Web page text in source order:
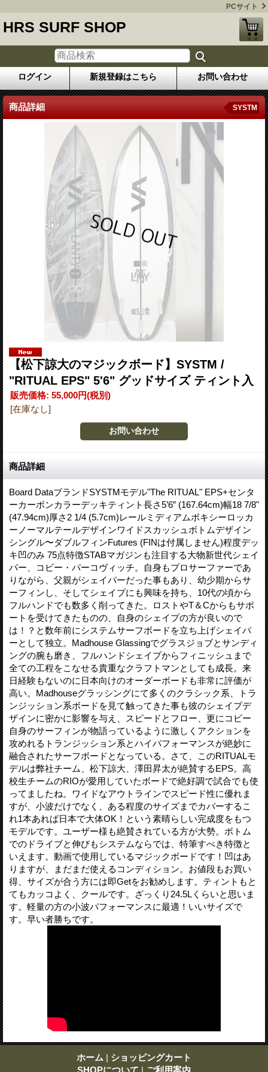
PCサイト
HRS SURF SHOP
ログイン 新規登録はこちら お問い合わせ
商品詳細 SYSTM
【松下諒大のマジックボード】SYSTM /
"RITUAL EPS" 5'6" グッドサイズ ティント入
販売価格: 55,000円(税別)
[在庫なし]
商品詳細
Board DataブランドSYSTMモデル"The RITUAL" EPS+センタ
ーカーボンカラーデッキティント長さ5’6” (167.64cm)幅18 7/8"
(47.94cm)厚さ2 1/4 (5.7cm)レールミディアムボキシーロッカ
ーノーマルテールデザインワイドスカッシュボトムデザイン
シングル〜ダブルフィンFutures (FINは付属しません)程度デッ
キ凹のみ 75点特徴STABマガジンも注目する大物新世代シェイ
パー、コビー・パーコヴィッチ。自身もプロサーファーであ
りながら、父親がシェイパーだった事もあり、幼少期からサ
ーフィンし、そしてシェイプにも興味を持ち、10代の頃から
フルハンドでも数多く削ってきた。ロストやT＆Cからもサポ
ートを受けてきたものの、自身のシェイプの方が良いので
は！？と数年前にシステムサーフボードを立ち上げシェイパ
ーとして独立。Madhouse Glassingでグラスジョブとサンディ
ングの腕も磨き、フルハンドシェイプからフィニッシュまで
全ての工程をこなせる貴重なクラフトマンとしても成長。来
日経験もないのに日本向けのオーダーボードも非常に評価が
高い。Madhouseグラッシングにて多くのクラシック系、トラ
ンジッション系ボードを見て触ってきた事も彼のシェイプデ
ザインに密かに影響を与え、スピードとフロー、更にコビー
自身のサーフィンが物語っているように激しくアクションを
攻めれるトランジッション系とハイパフォーマンスが絶妙に
融合されたサーフボードとなっている。さて、このRITUALモ
デルは弊社チーム、松下諒大、澤田昇太が絶賛するEPS。高
校生チームのRIOが愛用していたボードで絶好調で試合でも使
ってましたね。ワイドなアウトラインでスピード性に優れま
すが、小波だけでなく、ある程度のサイズまでカバーするこ
れ1本あれば日本で大体OK！という素晴らしい完成度をもつ
モデルです。ユーザー様も絶賛されている方が大勢。ボトム
でのドライブと伸びもシステムならでは、特筆すべき特徴と
いえます。動画で使用しているマジックボードです！凹はあ
りますが、まだまだ使えるコンディション。お値段もお買い
得、サイズが合う方には即Getをお勧めします。ティントもと
てもカッコよく、クールです。ざっくり24.5Lくらいと思いま
す。軽量の方の小波パフォーマンスに最適！いいサイズで
す。早い者勝ちです。
ホーム | ショッピングカート
SHOPについて | ご利用案内